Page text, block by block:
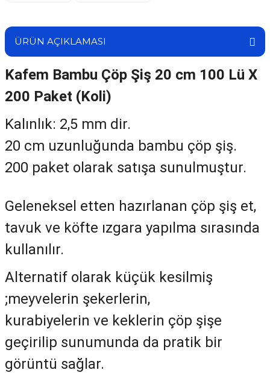
ÜRÜN AÇIKLAMASI
Kafem Bambu Çöp Şiş 20 cm 100 Lü X
200 Paket (Koli)
Kalınlık: 2,5 mm dir.
20 cm uzunluğunda bambu çöp şiş.
200 paket olarak satışa sunulmuştur.
Geleneksel etten hazırlanan çöp şiş et,
tavuk ve köfte ızgara yapılma sırasında
kullanılır.
Alternatif olarak küçük kesilmiş
;meyvelerin şekerlerin,
kurabiyelerin ve keklerin çöp şişe
geçirilip sunumunda da pratik bir
görüntü sağlar.